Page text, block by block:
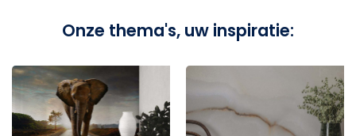
Onze thema's, uw inspiratie: